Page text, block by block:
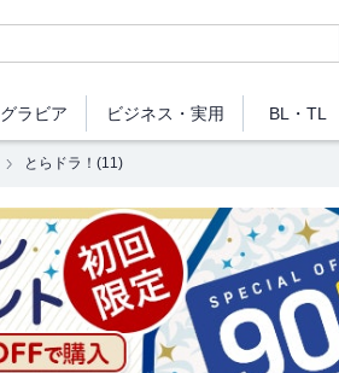
グラビア ビジネス ・実用 BL・TL
とらドラ！(11)